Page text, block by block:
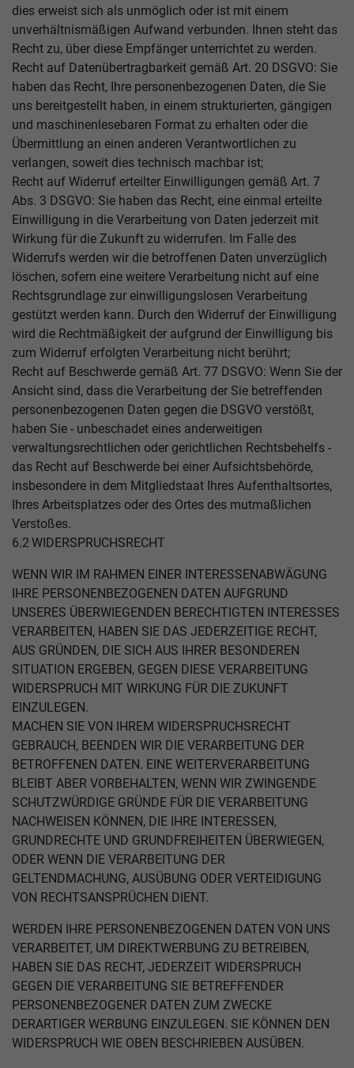
dies erweist sich als unmöglich oder ist mit einem
unverhältnismäßigen Aufwand verbunden. Ihnen steht das
Recht zu, über diese Empfänger unterrichtet zu werden.
Recht auf Datenübertragbarkeit gemäß Art. 20 DSGVO: Sie
haben das Recht, Ihre personenbezogenen Daten, die Sie
uns bereitgestellt haben, in einem strukturierten, gängigen
und maschinenlesebaren Format zu erhalten oder die
Übermittlung an einen anderen Verantwortlichen zu
verlangen, soweit dies technisch machbar ist;
Recht auf Widerruf erteilter Einwilligungen gemäß Art. 7
Abs. 3 DSGVO: Sie haben das Recht, eine einmal erteilte
Einwilligung in die Verarbeitung von Daten jederzeit mit
Wirkung für die Zukunft zu widerrufen. Im Falle des
Widerrufs werden wir die betroffenen Daten unverzüglich
löschen, sofern eine weitere Verarbeitung nicht auf eine
Rechtsgrundlage zur einwilligungslosen Verarbeitung
gestützt werden kann. Durch den Widerruf der Einwilligung
wird die Rechtmäßigkeit der aufgrund der Einwilligung bis
zum Widerruf erfolgten Verarbeitung nicht berührt;
Recht auf Beschwerde gemäß Art. 77 DSGVO: Wenn Sie der
Ansicht sind, dass die Verarbeitung der Sie betreffenden
personenbezogenen Daten gegen die DSGVO verstößt,
haben Sie - unbeschadet eines anderweitigen
verwaltungsrechtlichen oder gerichtlichen Rechtsbehelfs -
das Recht auf Beschwerde bei einer Aufsichtsbehörde,
insbesondere in dem Mitgliedstaat Ihres Aufenthaltsortes,
Ihres Arbeitsplatzes oder des Ortes des mutmaßlichen
Verstoßes.
6.2 WIDERSPRUCHSRECHT
WENN WIR IM RAHMEN EINER INTERESSENABWÄGUNG
IHRE PERSONENBEZOGENEN DATEN AUFGRUND
UNSERES ÜBERWIEGENDEN BERECHTIGTEN INTERESSES
VERARBEITEN, HABEN SIE DAS JEDERZEITIGE RECHT,
AUS GRÜNDEN, DIE SICH AUS IHRER BESONDEREN
SITUATION ERGEBEN, GEGEN DIESE VERARBEITUNG
WIDERSPRUCH MIT WIRKUNG FÜR DIE ZUKUNFT
EINZULEGEN.
MACHEN SIE VON IHREM WIDERSPRUCHSRECHT
GEBRAUCH, BEENDEN WIR DIE VERARBEITUNG DER
BETROFFENEN DATEN. EINE WEITERVERARBEITUNG
BLEIBT ABER VORBEHALTEN, WENN WIR ZWINGENDE
SCHUTZWÜRDIGE GRÜNDE FÜR DIE VERARBEITUNG
NACHWEISEN KÖNNEN, DIE IHRE INTERESSEN,
GRUNDRECHTE UND GRUNDFREIHEITEN ÜBERWIEGEN,
ODER WENN DIE VERARBEITUNG DER
GELTENDMACHUNG, AUSÜBUNG ODER VERTEIDIGUNG
VON RECHTSANSPRÜCHEN DIENT.
WERDEN IHRE PERSONENBEZOGENEN DATEN VON UNS
VERARBEITET, UM DIREKTWERBUNG ZU BETREIBEN,
HABEN SIE DAS RECHT, JEDERZEIT WIDERSPRUCH
GEGEN DIE VERARBEITUNG SIE BETREFFENDER
PERSONENBEZOGENER DATEN ZUM ZWECKE
DERARTIGER WERBUNG EINZULEGEN. SIE KÖNNEN DEN
WIDERSPRUCH WIE OBEN BESCHRIEBEN AUSÜBEN.